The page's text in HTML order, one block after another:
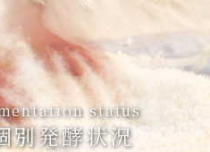
status
別発酵状況